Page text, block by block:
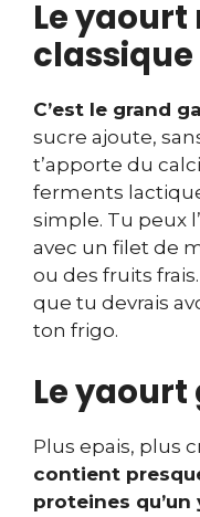
Le
classique
C’est le grand
sucre ajoute,
t’apporte du
ferments
simple. Tu peux
avec un filet de
ou des fruits
que tu devrais
ton frigo.
Le yaourt
Plus epais, plus
contient
proteines